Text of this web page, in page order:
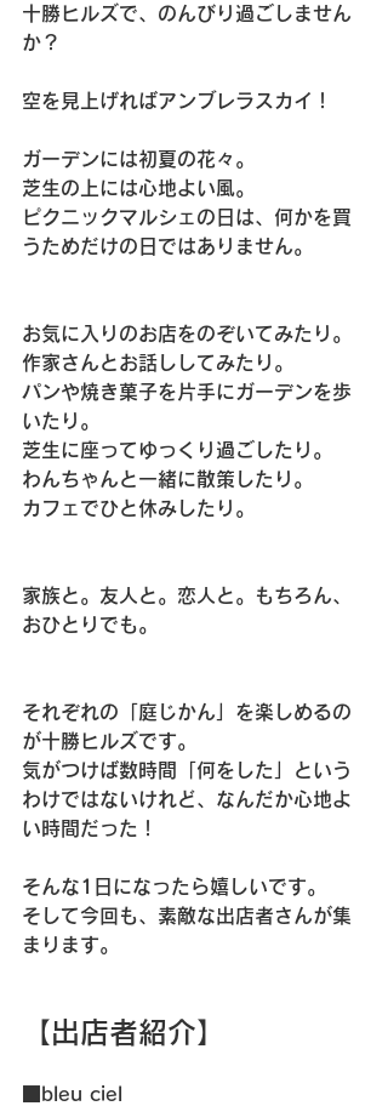
十勝ヒルズで、のんびり過ごしません
か？
空を見上げればアンブレラスカイ！
ガーデンには初夏の花々。
芝生の上には心地よい風。
ピクニックマルシェの日は、何かを買
うためだけの日ではありません。
お気に入りのお店をのぞいてみたり。
作家さんとお話ししてみたり。
パンや焼き菓子を片手にガーデンを歩
いたり。
芝生に座ってゆっくり過ごしたり。
わんちゃんと一緒に散策したり。
カフェでひと休みしたり。
家族と。友人と。恋人と。もちろん、
おひとりでも。
それぞれの「庭じかん」を楽しめるの
が十勝ヒルズです。
気がつけば数時間「何をした」という
わけではないけれど、なんだか心地よ
い時間だった！
そんな1日になったら嬉しいです。
そして今回も、素敵な出店者さんが集
まります。
【出店者紹介】
■bleu ciel